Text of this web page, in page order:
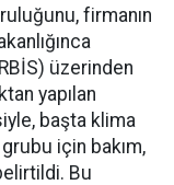
firmanın
üzerinden
yapılan
başta klima
için bakım,
Bu